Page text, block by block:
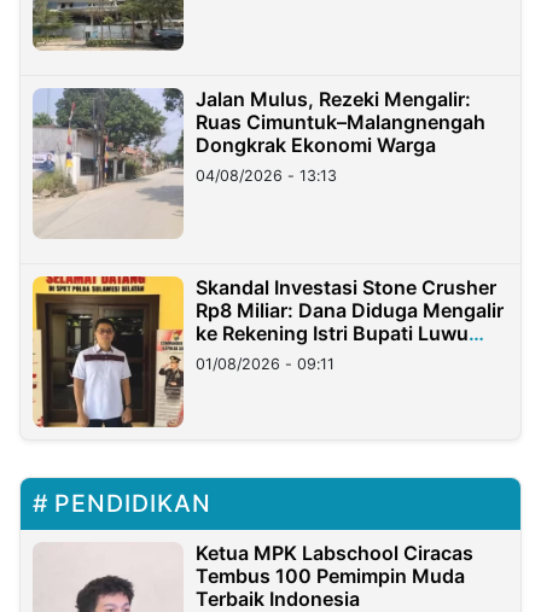
Jalan Mulus, Rezeki Mengalir:
Ruas Cimuntuk–Malangnengah
Dongkrak Ekonomi Warga
04/08/2026 - 13:13
Skandal Investasi Stone Crusher
Rp8 Miliar: Dana Diduga Mengalir
ke Rekening Istri Bupati Luwu
Timur
01/08/2026 - 09:11
PENDIDIKAN
Ketua MPK Labschool Ciracas
Tembus 100 Pemimpin Muda
Terbaik Indonesia